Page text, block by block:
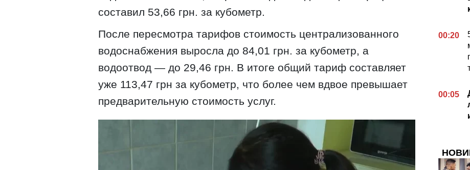
составил 53,66 грн. за кубометр.
После пересмотра тарифов стоимость централизованного
водоснабжения выросла до 84,01 грн. за кубометр, а
водоотвод — до 29,46 грн. В итоге общий тариф составляет
уже 113,47 грн за кубометр, что более чем вдвое превышает
предварительную стоимость услуг.
00:20
00:05